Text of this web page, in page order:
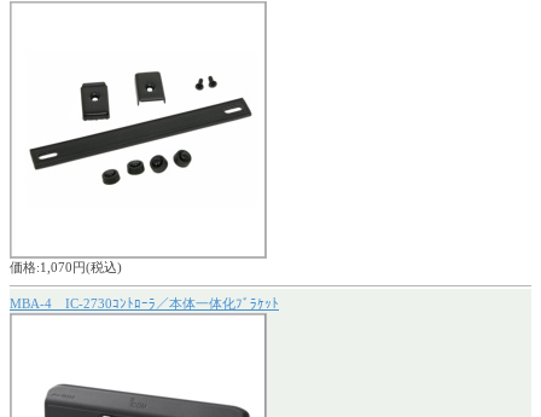
価格:1,070円(税込)
MBA-4 IC-2730ｺﾝﾄﾛｰﾗ／本体一体化ﾌﾞﾗｹｯﾄ